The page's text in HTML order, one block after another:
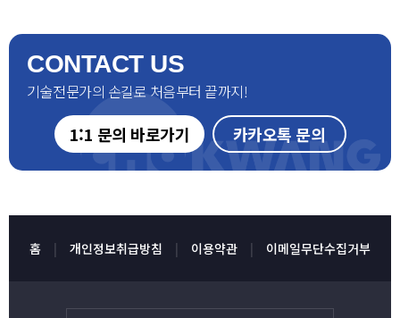
CONTACT US
기술전문가의 손길로 처음부터 끝까지!
1:1 문의 바로가기 카카오톡 문의
홈 개인정보취급방침 이용약관 이메일무단수집거부